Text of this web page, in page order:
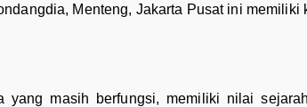
Menteng, Jakarta Pusat ini
yang masih berfungsi, memiliki nilai